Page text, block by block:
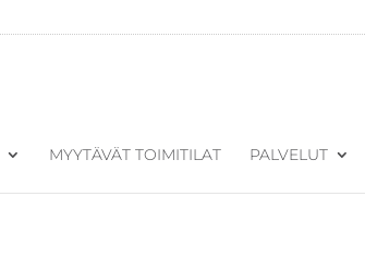
MYYTÄVÄT TOIMITILAT PALVELUT